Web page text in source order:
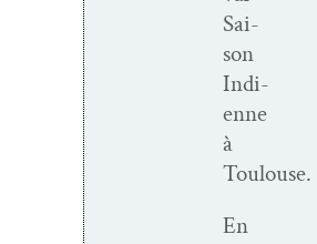
Sai­
son
Indi­
enne
à
Toulouse.
En